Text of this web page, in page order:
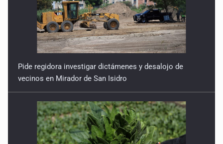
Pide regidora investigar dictámenes y desalojo de
vecinos en Mirador de San Isidro